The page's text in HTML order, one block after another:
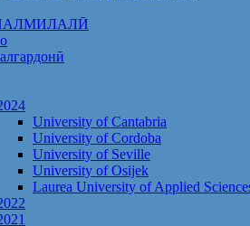
University of Cantabria
University of Cordoba
University of Seville
University of Osijek
Laurea University of Applied